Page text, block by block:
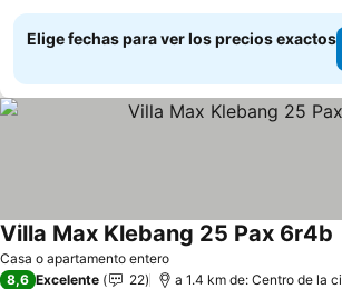
Elige fechas para ver los precios exactos
Casa o apartamento entero
Villa Max Klebang 25 Pax 6r4b
8,6 Excelente 22 a 1.4 km de: Centro de la